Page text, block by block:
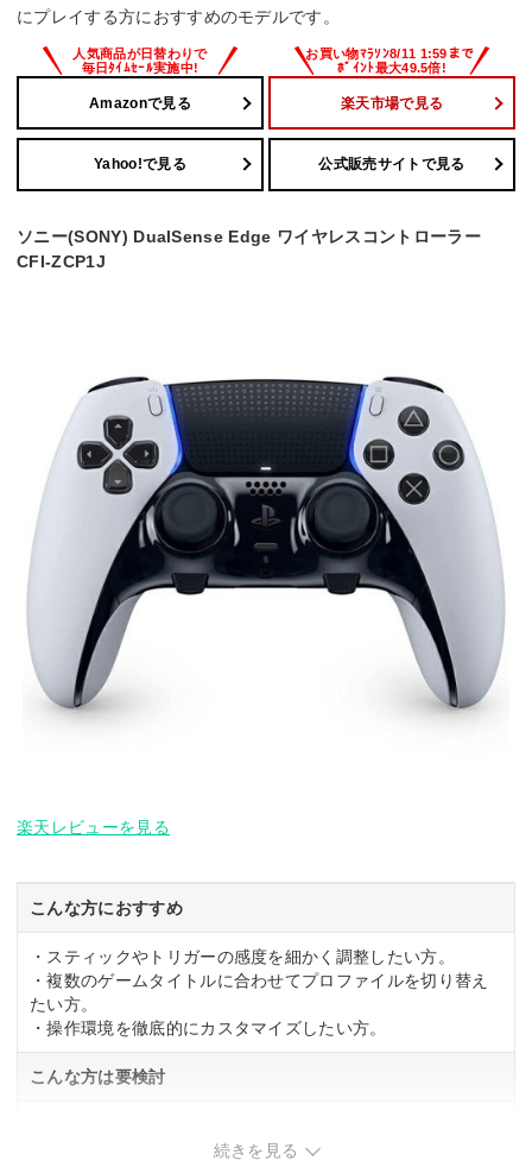
にプレイする方におすすめのモデルです。
Amazonで見る 楽天市場で見る
Yahoo!で見る 公式販売サイトで見る
ソニー(SONY) DualSense Edge ワイヤレスコントローラー
CFI-ZCP1J
楽天レビューを見る
こんな方におすすめ
・スティックやトリガーの感度を細かく調整したい方。
・複数のゲームタイトルに合わせてプロファイルを切り替え
たい方。
・操作環境を徹底的にカスタマイズしたい方。
こんな方は要検討
・携帯性を重視する方。続きを見る